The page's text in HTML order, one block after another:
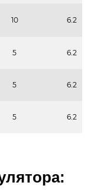
10 6.2
5 6.2
5 6.2
5 6.2